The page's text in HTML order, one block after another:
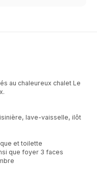
au chaleureux chalet Le
lave-vaisselle, ilôt
et toilette
que foyer 3 faces